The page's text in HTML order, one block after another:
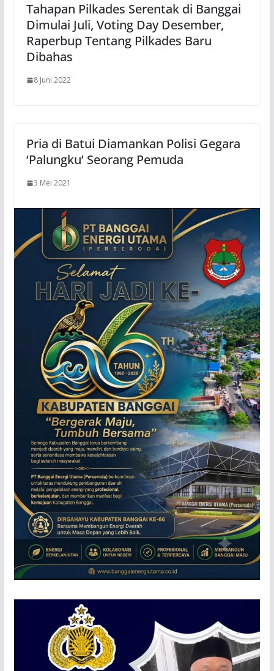
Tahapan Pilkades Serentak di Banggai
Dimulai Juli, Voting Day Desember,
Raperbup Tentang Pilkades Baru
Dibahas
8 Juni 2022
Pria di Batui Diamankan Polisi Gegara
‘Palungku’ Seorang Pemuda
3 Mei 2021